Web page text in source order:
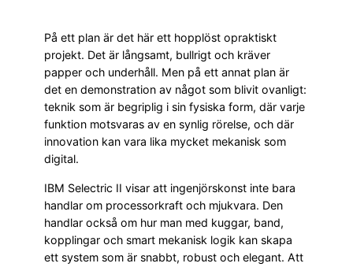
På ett plan är det här ett hopplöst opraktiskt
projekt. Det är långsamt, bullrigt och kräver
papper och underhåll. Men på ett annat plan är
det en demonstration av något som blivit ovanligt:
teknik som är begriplig i sin fysiska form, där varje
funktion motsvaras av en synlig rörelse, och där
innovation kan vara lika mycket mekanisk som
digital.
IBM Selectric II visar att ingenjörskonst inte bara
handlar om processorkraft och mjukvara. Den
handlar också om hur man med kuggar, band,
kopplingar och smart mekanisk logik kan skapa
ett system som är snabbt, robust och elegant. Att